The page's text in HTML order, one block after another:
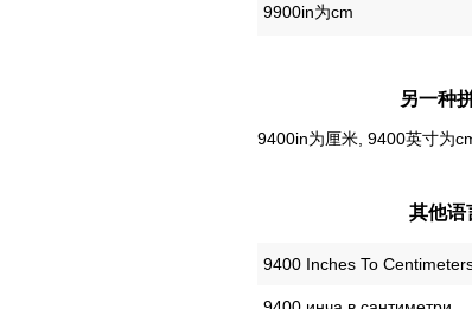
9900in为cm
另一种
9400in为厘米, 9400英寸为
其他语
‎9400 Inches To